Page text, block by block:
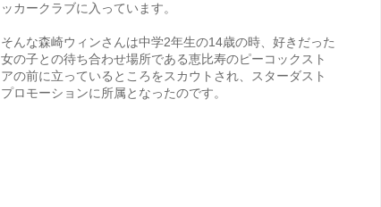
ッカークラブに入っています。
そんな森崎ウィンさんは中学2年生の14歳の時、好きだった
女の子との待ち合わせ場所である恵比寿のピーコックスト
アの前に立っているところをスカウトされ、スターダスト
プロモーションに所属となったのです。